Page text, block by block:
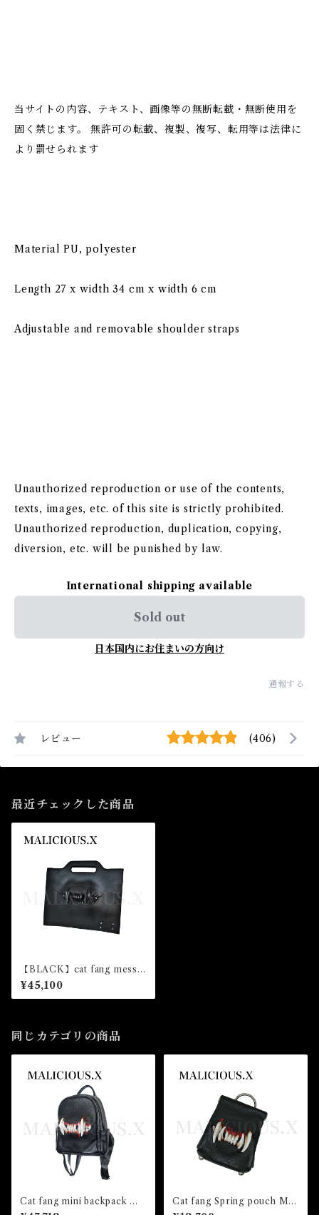
当サイトの内容、テキスト、画像等の無断転載・無断使用を
固く禁じます。 無許可の転載、複製、複写、転用等は法律に
より罰せられます
Material PU, polyester
Length 27 x width 34 cm x width 6 cm
Adjustable and removable shoulder straps
Unauthorized reproduction or use of the contents,
texts, images, etc. of this site is strictly prohibited.
Unauthorized reproduction, duplication, copying,
diversion, etc. will be punished by law.
International shipping available
Sold out
日本国内にお住まいの方向け
通報する
レビュー (406)
最近チェックした商品
【BLACK】cat fang messe
nger &handbag
¥45,100
同じカテゴリの商品
Cat fang mini backpack （si
de pocket)
Cat fang Spring pouch Msi
ze(Black)